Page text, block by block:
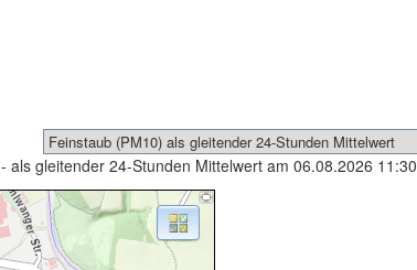
- als gleitender 24-Stunden Mittelwert am 06.08.2026 11:30